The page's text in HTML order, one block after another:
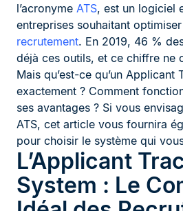
l’acronyme ATS, est un logiciel
entreprises souhaitant
recrutement. En 2019, 46 %
déjà ces outils, et ce chiffre ne
Mais qu’est-ce qu’un Applicant
exactement ? Comment
ses avantages ? Si vous
ATS, cet article vous fournira
pour choisir le système qui
L’Applicant
System : Le